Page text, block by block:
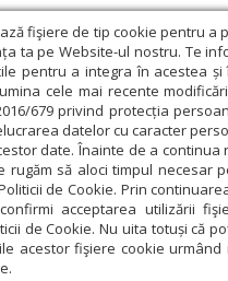
fişiere de tip cookie pentru a
ta pe Website-ul nostru. Te
pentru a integra în acestea și
cele mai recente
679 privind protecția
datelor cu caracter
date. Înainte de a continua
rugăm să aloci timpul necesar
de Cookie. Prin
acceptarea utilizării
de Cookie. Nu uita totuși că
acestor fişiere cookie urmând
Ovidiu Stan
Stan